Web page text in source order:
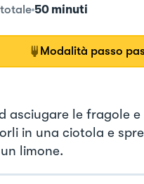
50 minuti
Modalità passo
asciugare le fragole
in una ciotola e
limone.